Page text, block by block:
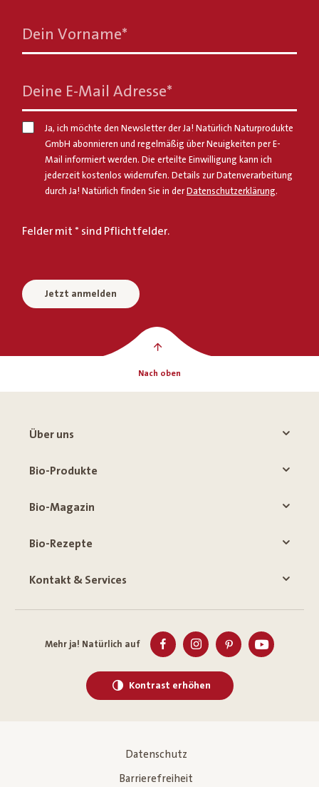
Dein Vorname*
Deine E-Mail Adresse*
Ja, ich möchte den Newsletter der Ja! Natürlich Naturprodukte
GmbH abonnieren und regelmäßig über Neuigkeiten per E-
Mail informiert werden. Die erteilte Einwilligung kann ich
jederzeit kostenlos widerrufen. Details zur Datenverarbeitung
durch Ja! Natürlich finden Sie in der Datenschutzerklärung.
Felder mit * sind Pflichtfelder.
Jetzt anmelden
Nach oben
Über uns
Bio-Produkte
Bio-Magazin
Bio-Rezepte
Kontakt & Services
Mehr ja! Natürlich auf
Kontrast erhöhen
Datenschutz
Barrierefreiheit